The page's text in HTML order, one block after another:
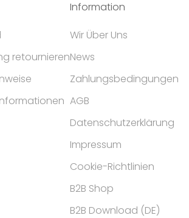
retournieren
Information
Wir Über Uns
News
Zahlungsbedingungen
AGB
Datenschutzerklärung
Impressum
Cookie-Richtlinien
B2B Shop
B2B Download (DE)